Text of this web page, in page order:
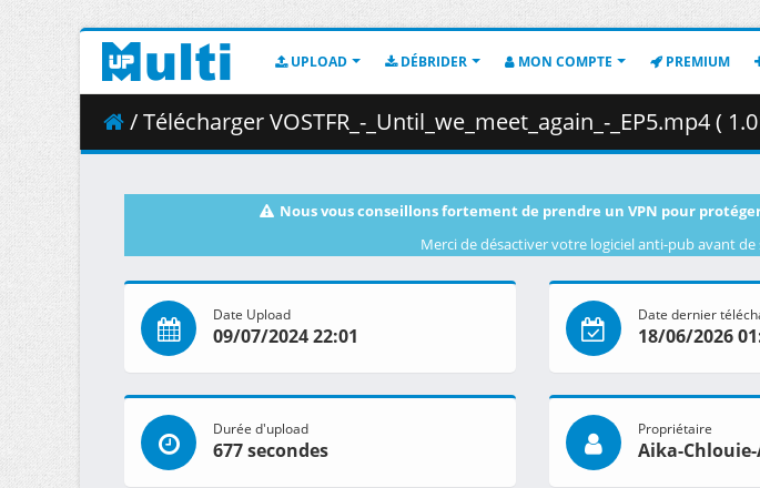
UPLOAD DÉBRIDER MON COMPTE PREMIUM
/ Télécharger VOSTFR_-_Until_we_meet_again_-_EP5.mp4 (
Nous vous conseillons fortement de prendre un VPN pour
Merci de désactiver votre logiciel anti-pub avant
Date Upload
09/07/2024 22:01
Date dernier
18/06/2026
Durée d'upload
677 secondes
Propriétaire
Aika-